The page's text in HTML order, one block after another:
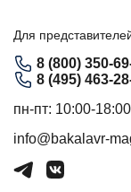
Для
8 (800) 350-
8 (495) 463-
пн-пт: 10:00-18:00
info@bakalavr-